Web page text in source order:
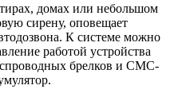
домах или небольшом
сирену, оповещает
К системе можно
работой устройства
брелков и СМС-